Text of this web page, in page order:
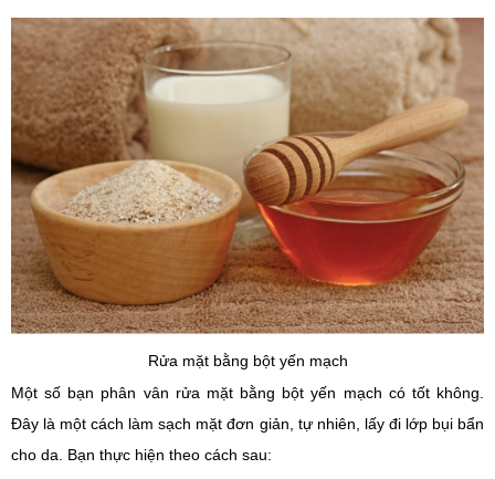
Rửa mặt bằng bột yến mạch
Một số bạn phân vân rửa mặt bằng bột yến mạch có tốt không.
Đây là một cách làm sạch mặt đơn giản, tự nhiên, lấy đi lớp bụi bẩn
cho da. Bạn thực hiện theo cách sau: